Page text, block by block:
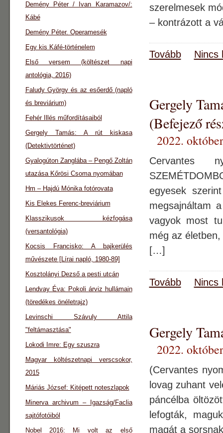
szerelmesek
– kontrázott a
Tovább Nincs
Gergely
(Befejező
2022.
Cervantes
egyesek
megsajnáltam
vagyok most
még az
[…]
Tovább Nincs
Gergely
2022.
(Cervantes
lovag zuhant
páncélba
lefogták,
magát a
Demény Péter / Ivan Karamazov/:
Kábé
Demény Péter. Operamesék
Egy kis Káfé-történelem
Első versem (költészet napi
antológia, 2016)
Faludy György és az esőerdő (napló
és breviárium)
Fehér Illés műfordításaiból
Gergely Tamás: A rút kiskasa
(Detektivtörténet)
Gyalogúton Zanglába – Pengő Zoltán
utazása Kőrösi Csoma nyomában
Hm – Hajdú Mónika fotórovata
Kis Elekes Ferenc-breviárium
Klasszikusok kézfogása
(versantológia)
Kocsis Francisko: A bajkerülés
művészete [Lírai napló, 1980-89]
Kosztolányi Dezső a pesti utcán
Lendvay Éva: Pokoli árviz hullámain
(töredékes önéletrajz)
Levinschi Szávuly Attila
"feltámasztása"
Lokodi Imre: Egy szuszra
Magyar költészetnapi verscsokor,
2015
Máriás József: Kitépett noteszlapok
Minerva archivum – Igazság/Faclia
sajtófotóiból
Nobel 2016: Mi volt az első